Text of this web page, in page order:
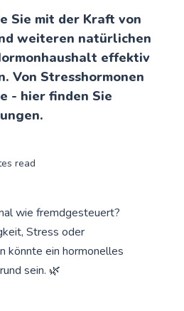
Sie mit der Kraft von
weiteren natürlichen
effektiv
Von Stresshormonen
- hier finden Sie
read
wie fremdgesteuert?
Stress oder
könnte ein hormonelles
sein. 🌿